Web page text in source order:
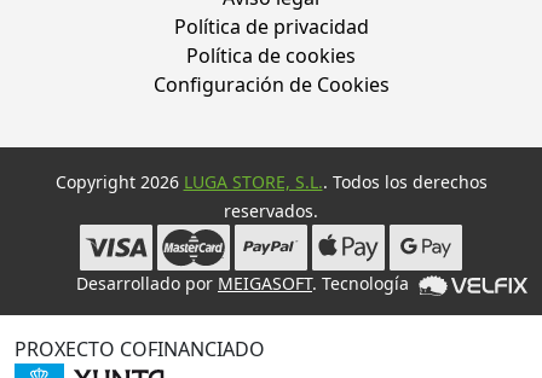
Política de privacidad
Política de cookies
Configuración de Cookies
Copyright 2026 LUGA STORE, S.L.. Todos los derechos
reservados.
Desarrollado por MEIGASOFT. Tecnología
PROXECTO COFINANCIADO